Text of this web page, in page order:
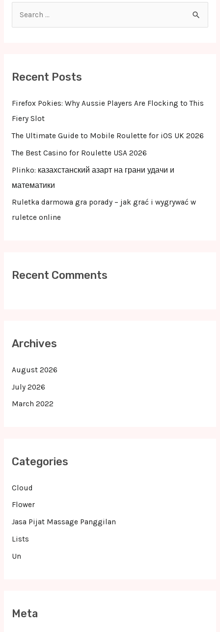
f
o
Recent Posts
Firefox Pokies: Why Aussie Players Are Flocking to This
Fiery Slot
The Ultimate Guide to Mobile Roulette for iOS UK 2026
The Best Casino for Roulette USA 2026
Plinko: казахстанский азарт на грани удачи и
математики
Ruletka darmowa gra porady – jak grać i wygrywać w
ruletce online
Recent Comments
Archives
August 2026
July 2026
March 2022
Categories
Cloud
Flower
Jasa Pijat Massage Panggilan
Lists
Un
Meta